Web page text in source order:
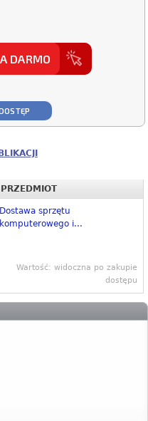
DARMO
PRZEDMIOT
Dostawa sprzętu
komputerowego i...
Wartość: widoczna po zakupie
dostępu